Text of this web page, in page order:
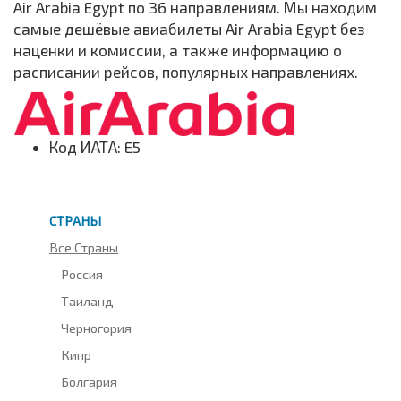
Air Arabia Egypt по 36 направлениям. Мы находим
самые дешёвые авиабилеты Air Arabia Egypt без
наценки и комиссии, а также информацию о
расписании рейсов, популярных направлениях.
Код ИАТА: E5
СТРАНЫ
Все Страны
Россия
Таиланд
Черногория
Кипр
Болгария